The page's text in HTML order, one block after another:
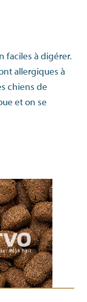
faciles à digérer.
allergiques à
chiens de
et on se